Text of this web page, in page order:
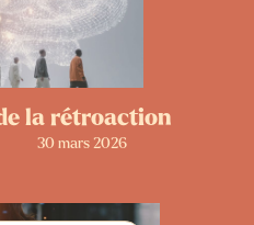
la rétroaction
30 mars 2026